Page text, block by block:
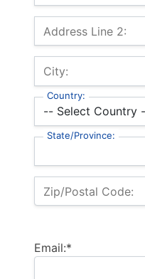
Address Line 2:
City:
Country:
State/Province:
Zip/Postal Code:
Email:*